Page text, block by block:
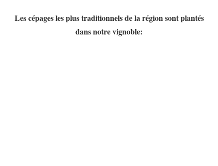
Les cépages les plus traditionnels de la région sont plantés
dans notre vignoble: